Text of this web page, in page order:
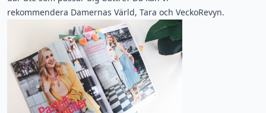
rekommendera Damernas Värld, Tara och VeckoRevyn.